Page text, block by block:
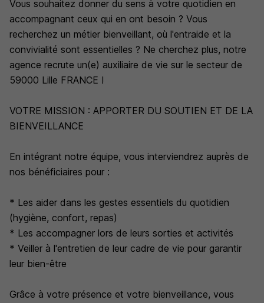
Vous souhaitez donner du sens à votre quotidien en
accompagnant ceux qui en ont besoin ? Vous
recherchez un métier bienveillant, où l'entraide et la
convivialité sont essentielles ? Ne cherchez plus, notre
agence recrute un(e) auxiliaire de vie sur le secteur de
59000 Lille FRANCE !
VOTRE MISSION : APPORTER DU SOUTIEN ET DE LA
BIENVEILLANCE
En intégrant notre équipe, vous interviendrez auprès de
nos bénéficiaires pour :
* Les aider dans les gestes essentiels du quotidien
(hygiène, confort, repas)
* Les accompagner lors de leurs sorties et activités
* Veiller à l'entretien de leur cadre de vie pour garantir
leur bien-être
Grâce à votre présence et votre bienveillance, vous